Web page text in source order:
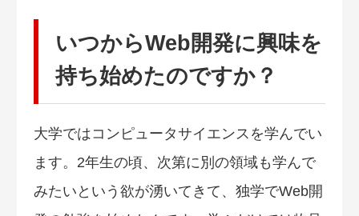
いつからWeb開発に興味を
持ち始めたのですか？
大学ではコンピュータサイエンスを学んでい
ます。2年生の頃、次第に別の領域も学んで
みたいという欲が湧いてきて、独学でWeb開